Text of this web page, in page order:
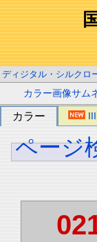
ディジタル・シルクロ
カラー画像サム
カラー
ページ